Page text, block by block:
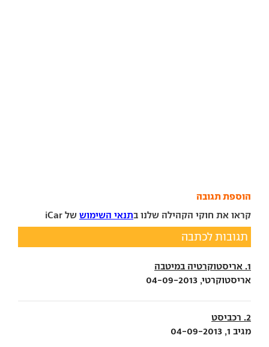
הוספת תגובה
קראו את חוקי הקהילה שלנו בתנאי השימוש של iCar
תגובות לכתבה
1. אריסטוקרטיה במיטבה
אריסטוקרטי, 04-09-2013
2. רכביסט
מגיב 1, 04-09-2013